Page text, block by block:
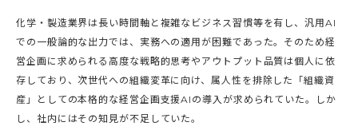
化学・製造業界は長い時間軸と複雑なビジネス習慣等を有し、汎用AI
での一般論的な出力では、実務への適用が困難であった。そのため経
営企画に求められる高度な戦略的思考やアウトプット品質は個人に依
存しており、次世代への組織変革に向け、属人性を排除した「組織資
産」としての本格的な経営企画支援AIの導入が求められていた。しか
し、社内にはその知見が不足していた。